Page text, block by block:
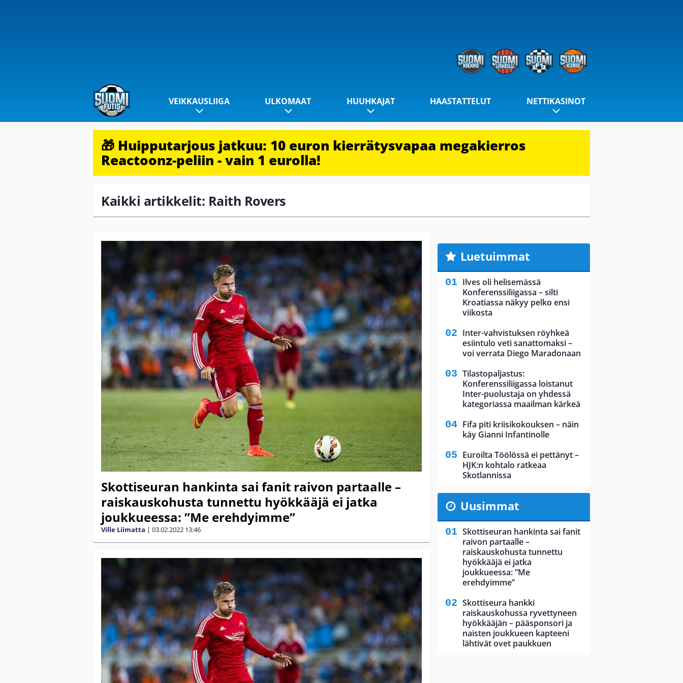
VEIKKAUSLIIGA ULKOMAAT HUUHKAJAT HAASTATTELUT NETTIKASINOT
🎁 Huipputarjous jatkuu: 10 euron kierrätysvapaa megakierros
Reactoonz-peliin - vain 1 eurolla!
Kaikki artikkelit: Raith Rovers
Skottiseuran hankinta sai fanit raivon partaalle –
raiskauskohusta tunnettu hyökkääjä ei jatka
joukkueessa: ”Me erehdyimme”
Ville Liimatta | 03.02.2022 13:46
Luetuimmat
Ilves oli helisemässä
Konferenssiliigassa – silti
Kroatiassa näkyy pelko ensi
viikosta
Inter-vahvistuksen röyhkeä
esiintulo veti sanattomaksi –
voi verrata Diego Maradonaan
Tilastopaljastus:
Konferenssiliigassa loistanut
Inter-puolustaja on yhdessä
kategoriassa maailman kärkeä
Fifa piti kriisikokouksen – näin
käy Gianni Infantinolle
Euroilta Töölössä ei pettänyt –
HJK:n kohtalo ratkeaa
Skotlannissa
Uusimmat
Skottiseuran hankinta sai fanit
raivon partaalle –
raiskauskohusta tunnettu
hyökkääjä ei jatka
joukkueessa: ”Me
erehdyimme”
Skottiseura hankki
raiskauskohussa ryvettyneen
hyökkääjän – pääsponsori ja
naisten joukkueen kapteeni
lähtivät ovet paukkuen